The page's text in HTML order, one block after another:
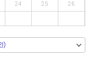
24 25 26